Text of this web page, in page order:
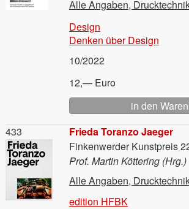
Alle Angaben,
Design
Denken über Design
10/2022
12,— Euro
Frieda Toranzo Jaeger
Finkenwerder Kunstpreis
Material
433
Prof. Martin Köttering (Hrg.)
Alle Angaben,
edition HFBK